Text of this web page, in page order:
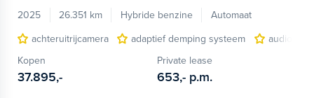
2025
26.351 km Hybride benzine
Automaat
achteruitrijcamera
adaptief demping systeem
audio
Kopen
37.895,-
Private lease
653,- p.m.